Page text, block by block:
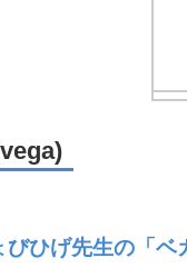
ひげ先生の「 ベ